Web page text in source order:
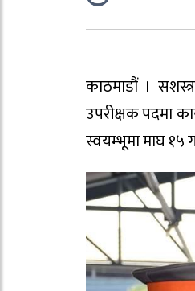
काठमाडौं ।
उपरीक्षक पदमा
स्वयम्भूमा माघ १५